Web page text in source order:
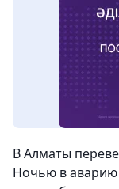
В Алматы
Ночью в аварию